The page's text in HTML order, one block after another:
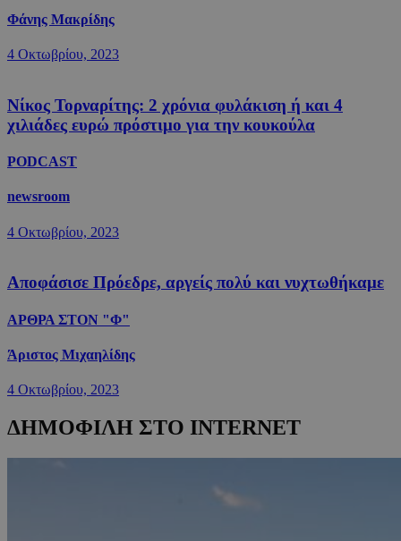
Φάνης Μακρίδης
4 Οκτωβρίου, 2023
Νίκος Τορναρίτης: 2 χρόνια φυλάκιση ή και 4
χιλιάδες ευρώ πρόστιμο για την κουκούλα
PODCAST
newsroom
4 Οκτωβρίου, 2023
Αποφάσισε Πρόεδρε, αργείς πολύ και νυχτωθήκαμε
ΑΡΘΡΑ ΣΤΟΝ "Φ"
Άριστος Μιχαηλίδης
4 Οκτωβρίου, 2023
ΔΗΜΟΦΙΛΗ ΣΤΟ INTERNET